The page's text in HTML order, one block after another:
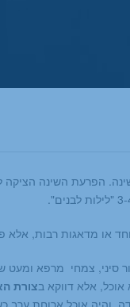
בעיות בשינה. הפרעת
או מדאגות רבות, אלא
סיני, צמחי מרפא ומעט
אוכל, אלא דווקא בצורת
והיה אוכל ארוחת ערב